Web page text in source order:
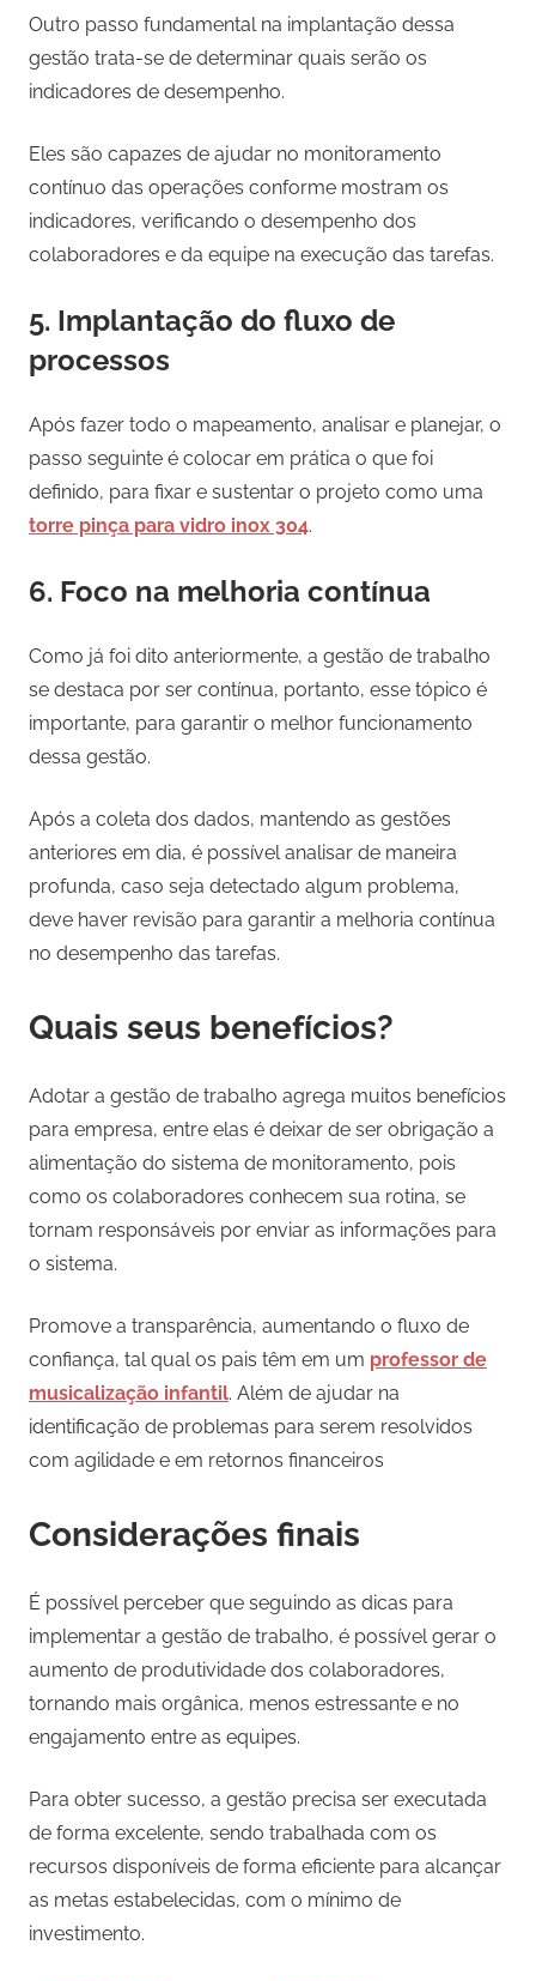
Outro passo fundamental na implantação dessa
gestão trata-se de determinar quais serão os
indicadores de desempenho.
Eles são capazes de ajudar no monitoramento
contínuo das operações conforme mostram os
indicadores, verificando o desempenho dos
colaboradores e da equipe na execução das tarefas.
5. Implantação do fluxo de
processos
Após fazer todo o mapeamento, analisar e planejar, o
passo seguinte é colocar em prática o que foi
definido, para fixar e sustentar o projeto como uma
torre pinça para vidro inox 304.
6. Foco na melhoria contínua
Como já foi dito anteriormente, a gestão de trabalho
se destaca por ser contínua, portanto, esse tópico é
importante, para garantir o melhor funcionamento
dessa gestão.
Após a coleta dos dados, mantendo as gestões
anteriores em dia, é possível analisar de maneira
profunda, caso seja detectado algum problema,
deve haver revisão para garantir a melhoria contínua
no desempenho das tarefas.
Quais seus benefícios?
Adotar a gestão de trabalho agrega muitos benefícios
para empresa, entre elas é deixar de ser obrigação a
alimentação do sistema de monitoramento, pois
como os colaboradores conhecem sua rotina, se
tornam responsáveis por enviar as informações para
o sistema.
Promove a transparência, aumentando o fluxo de
confiança, tal qual os pais têm em um professor de
musicalização infantil. Além de ajudar na
identificação de problemas para serem resolvidos
com agilidade e em retornos financeiros
Considerações finais
É possível perceber que seguindo as dicas para
implementar a gestão de trabalho, é possível gerar o
aumento de produtividade dos colaboradores,
tornando mais orgânica, menos estressante e no
engajamento entre as equipes.
Para obter sucesso, a gestão precisa ser executada
de forma excelente, sendo trabalhada com os
recursos disponíveis de forma eficiente para alcançar
as metas estabelecidas, com o mínimo de
investimento.